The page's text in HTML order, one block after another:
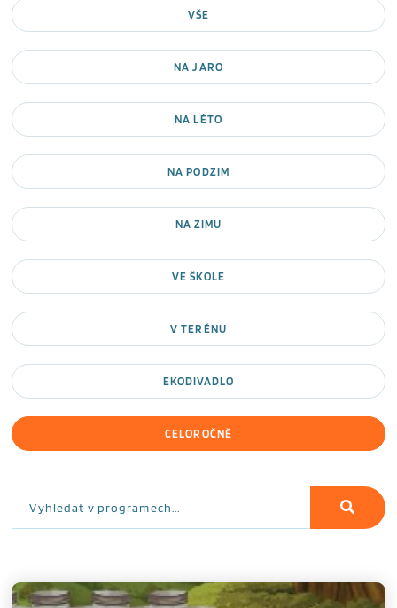
VŠE
NA JARO
NA LÉTO
NA PODZIM
NA ZIMU
VE ŠKOLE
V TERÉNU
EKODIVADLO
CELOROČNĚ